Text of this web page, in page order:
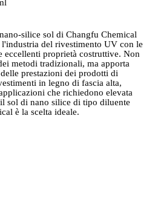
silice sol di Changfu Chemical
del rivestimento UV con le
eccellenti proprietà costruttive. Non
metodi tradizionali, ma apporta
prestazioni dei prodotti di
in legno di fascia alta,
che richiedono elevata
sol di nano silice di tipo diluente
è la scelta ideale.